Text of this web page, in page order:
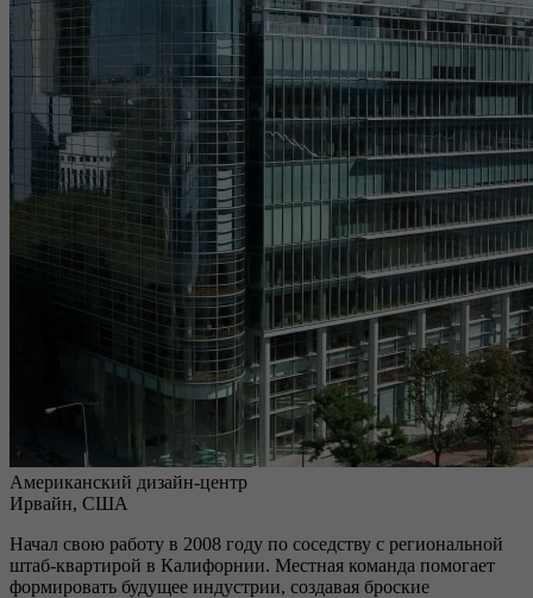
Американский дизайн-центр
Ирвайн, США
Начал свою работу в 2008 году по соседству с региональной
штаб-квартирой в Калифорнии. Местная команда помогает
формировать будущее индустрии, создавая броские